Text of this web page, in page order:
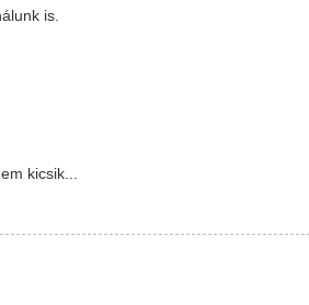
is.
kicsik...